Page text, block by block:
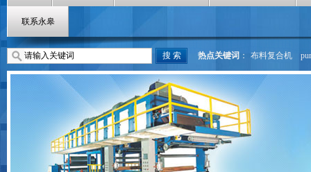
联系永皋
热点关键词 ： 布料复合机
热熔胶涂布机
热熔胶膜复合